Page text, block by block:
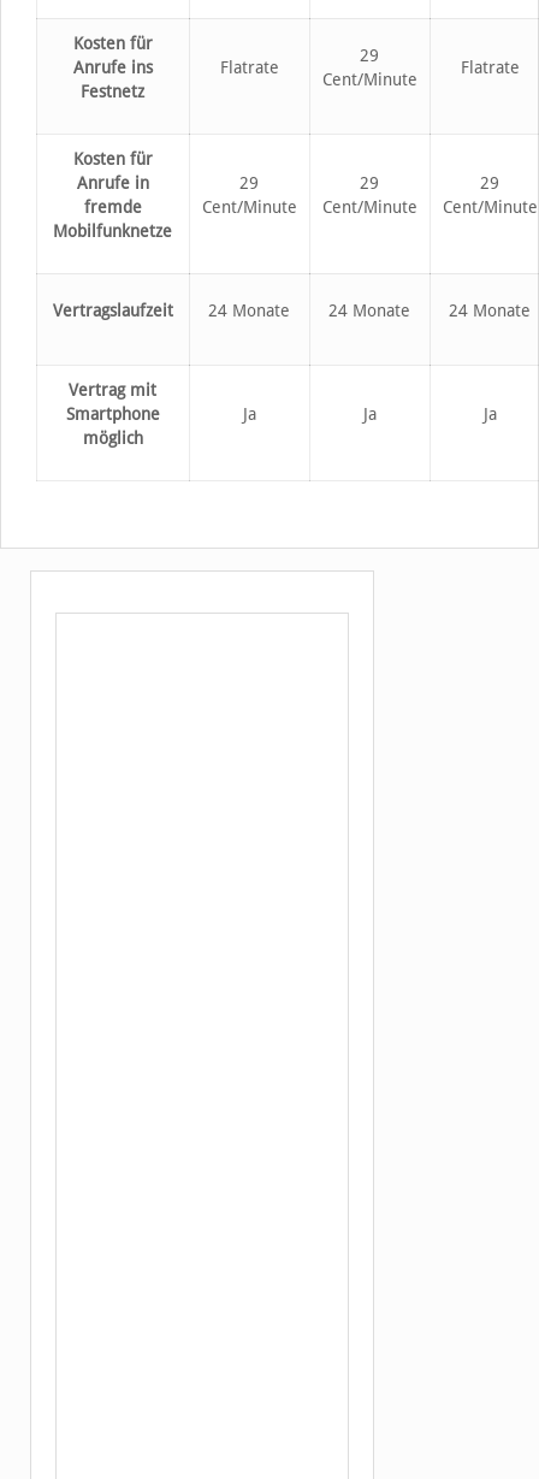
Kosten für
Anrufe ins
Festnetz
Flatrate
29
Cent/Minute
Flatrate
Kosten für
Anrufe in
fremde
Mobilfunknetze
29
Cent/Minute
29
Cent/Minute
29
Cent/Minute
Vertragslaufzeit 24 Monate 24 Monate 24 Monate
Vertrag mit
Smartphone
möglich
Ja Ja Ja